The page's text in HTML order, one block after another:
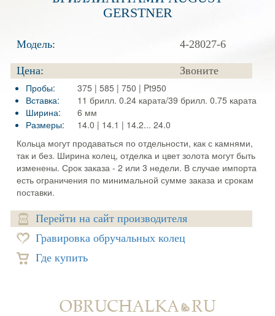
GERSTNER
Модель: 4-28027-6
Цена:
Звоните
Пробы:
375 | 585 | 750 | Pt950
Вставка:
11 брилл. 0.24 карата/39 брилл. 0.75 карата
Ширина:
6 мм
Размеры:
14.0 | 14.1 | 14.2... 24.0
Кольца могут продаваться по отдельности, как с камнями,
так и без. Ширина колец, отделка и цвет золота могут быть
изменены. Срок заказа - 2 или 3 недели. В случае импорта
есть ограничения по минимальной сумме заказа и срокам
поставки.
Перейти на сайт производителя
Гравировка обручальных колец
Где купить